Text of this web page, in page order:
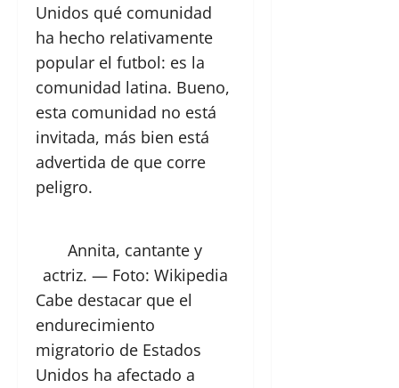
Unidos qué comunidad
ha hecho relativamente
popular el futbol: es la
comunidad latina. Bueno,
esta comunidad no está
invitada, más bien está
advertida de que corre
peligro.
Annita, cantante y
actriz. — Foto: Wikipedia
Cabe destacar que el
endurecimiento
migratorio de Estados
Unidos ha afectado a